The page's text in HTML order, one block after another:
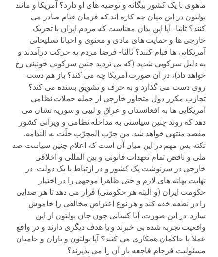
ماهوی با یک کشور بیگانه و توصیه های او دارد؟ آمریکا و مانند
بولتون در این میان چه کاره اند که فرمان قیام صادر می
کنند؟ ثانیا- آیا این بدان معناست که مردم ایران با تحریک
خارجی ها و حمایت های مادی و معنوی و احیانا تسلیحاتی
آمریکایی ها قیام کنند؟ ثالثا- فرضا مردم به حرکت درآمدند و
به دلیل سرکوبی شدید (که بی تردید چنین سرکوبی خونینی رخ
خواهد داد)، در آن صورت آمریکا چه می کند؟ باز هم دست
روی دست می گذارد و به حرف و تشویق بسنده می کند؟
تجارب مکرر دول متجاوز خارجی از جمله حملات نظامی
آمریکایی ها به افغانستان و عراق و لیبی و سوریه نشان می
دهد که روند چنین سیاستی به مداخله نظامی و ویرانی کشور
مقصد منتهی خواهد شد. من جرّب المجرّب حلّت به الندامه.
نکته بس مهم در این میان آن است که اعلام چنین سیاست ضد
ملی و ناقض تمام تعهدات قانونی و بین المللی و اخلاقی
خارجی در سرنوشت یک کشور و در ارتباط با یک دولت، در
نهایت بهانه های لازم و حتی ظاهرا موجهی را در اختیار
حکومت ایران (و البته هر حکومتی) قرار می دهد تا هر صدایی
را در نطفه خفه کند و هر نوع اعتراض مخالفی را خاموش
سازد. در این صورت، آیا کسانی چون جان بولتون از این
واقعیت تجربه شده بی خبرند و یا هدف دیگری دارند و در واقع
عملا با حاکمان همکاری می کنند؟ آیا بولتون و یاران و حامیان
مسئولیت فرجام فاجعه بار آن را می پذیرند؟